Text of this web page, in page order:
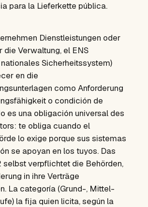
para la Lieferkette pública.
Dienstleistungen oder
die Verwaltung, el ENS
Sicherheitssystem)
en die
como Anforderung
o condición de
es una obligación universal des
te obliga cuando el
lo exige porque sus sistemas
se apoyan en los tuyos. Das
selbst verpflichtet die Behörden,
in ihre Verträge
La categoría (Grund-, Mittel-
la fija quien licita, según la